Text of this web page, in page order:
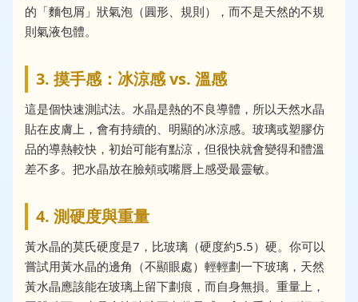
的「麵包屑」狀氣泡（圓形、規則），而不是天然的不規
則氣液包體。
3. 摸手感：冰涼感 vs. 溫感
這是個快速測試法。水晶是熱的不良導體，所以天然水晶
貼在皮膚上，會有持續的、明顯的冰涼感。玻璃或塑膠仿
品的導熱較快，初始可能有點涼，但很快就會變得和體溫
差不多。把水晶放在臉頰或嘴唇上感受最靈敏。
4. 測硬度與重量
黃水晶的莫氏硬度是7，比玻璃（硬度約5.5）硬。你可以
嘗試用黃水晶的邊角（不顯眼處）輕輕劃一下玻璃，天然
黃水晶應該能在玻璃上留下劃痕，而自身無損。重量上，